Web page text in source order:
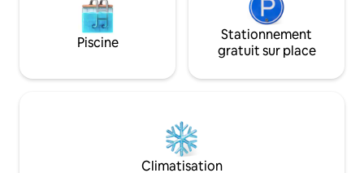
luxe MOR : shampoing, après-
shampoing, gel douche, lotion corporelle
et savon. Pour ceux qui ont peut-être
oublié certains éléments essentiels, il y a
du bain de bouche, une brosse à dents,
du dentifrice, un bonnet de douche, un
Piscine
Stationnement
gratuit sur place
Climatisation